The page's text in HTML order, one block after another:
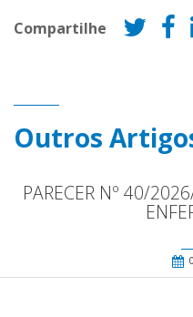
Compartilhe
Outros
PARECER Nº 40/